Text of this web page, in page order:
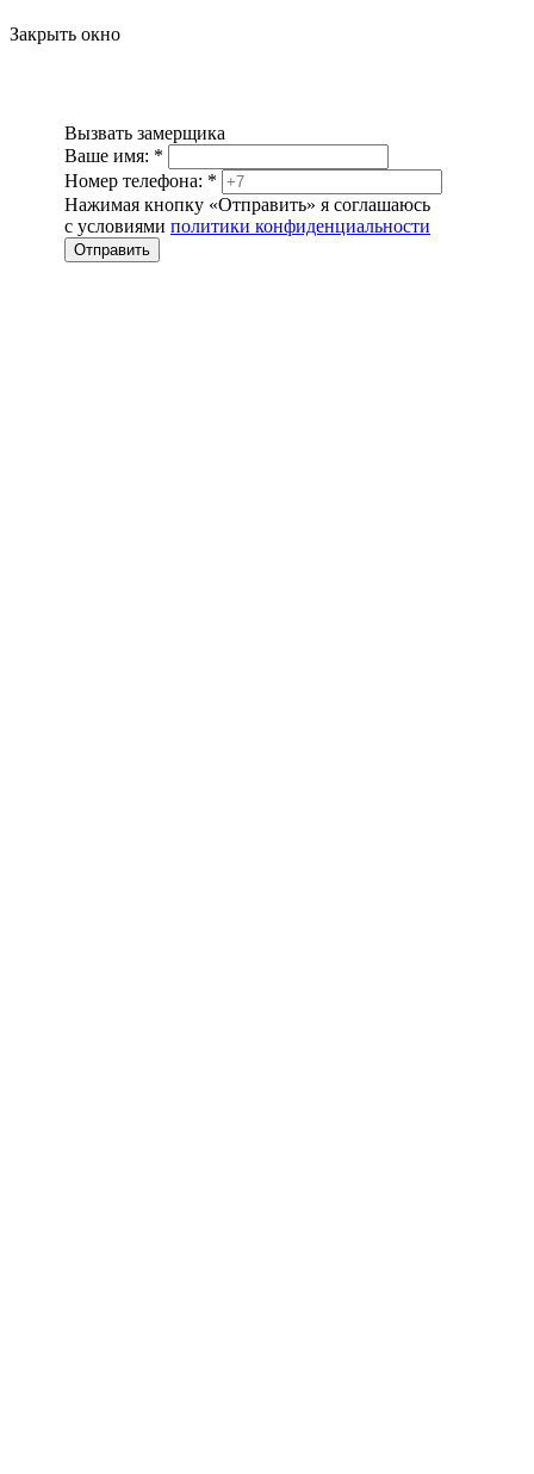
Закрыть окно
Вызвать замерщика
Ваше имя: *
Номер телефона: *
Нажимая кнопку «Отправить» я соглашаюсь
с условиями политики конфиденциальности
Отправить